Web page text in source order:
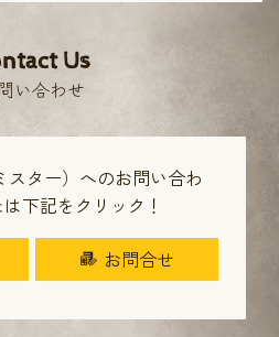
Us
い合わせ
スター）へのお問い合わ
下記をクリック！
お問合せ